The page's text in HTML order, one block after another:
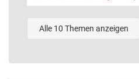
Alle 10 Themen anzeigen